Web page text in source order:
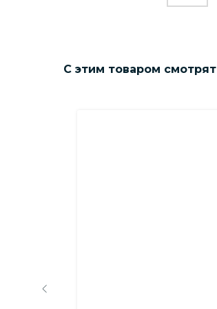
С этим товаром смотрят